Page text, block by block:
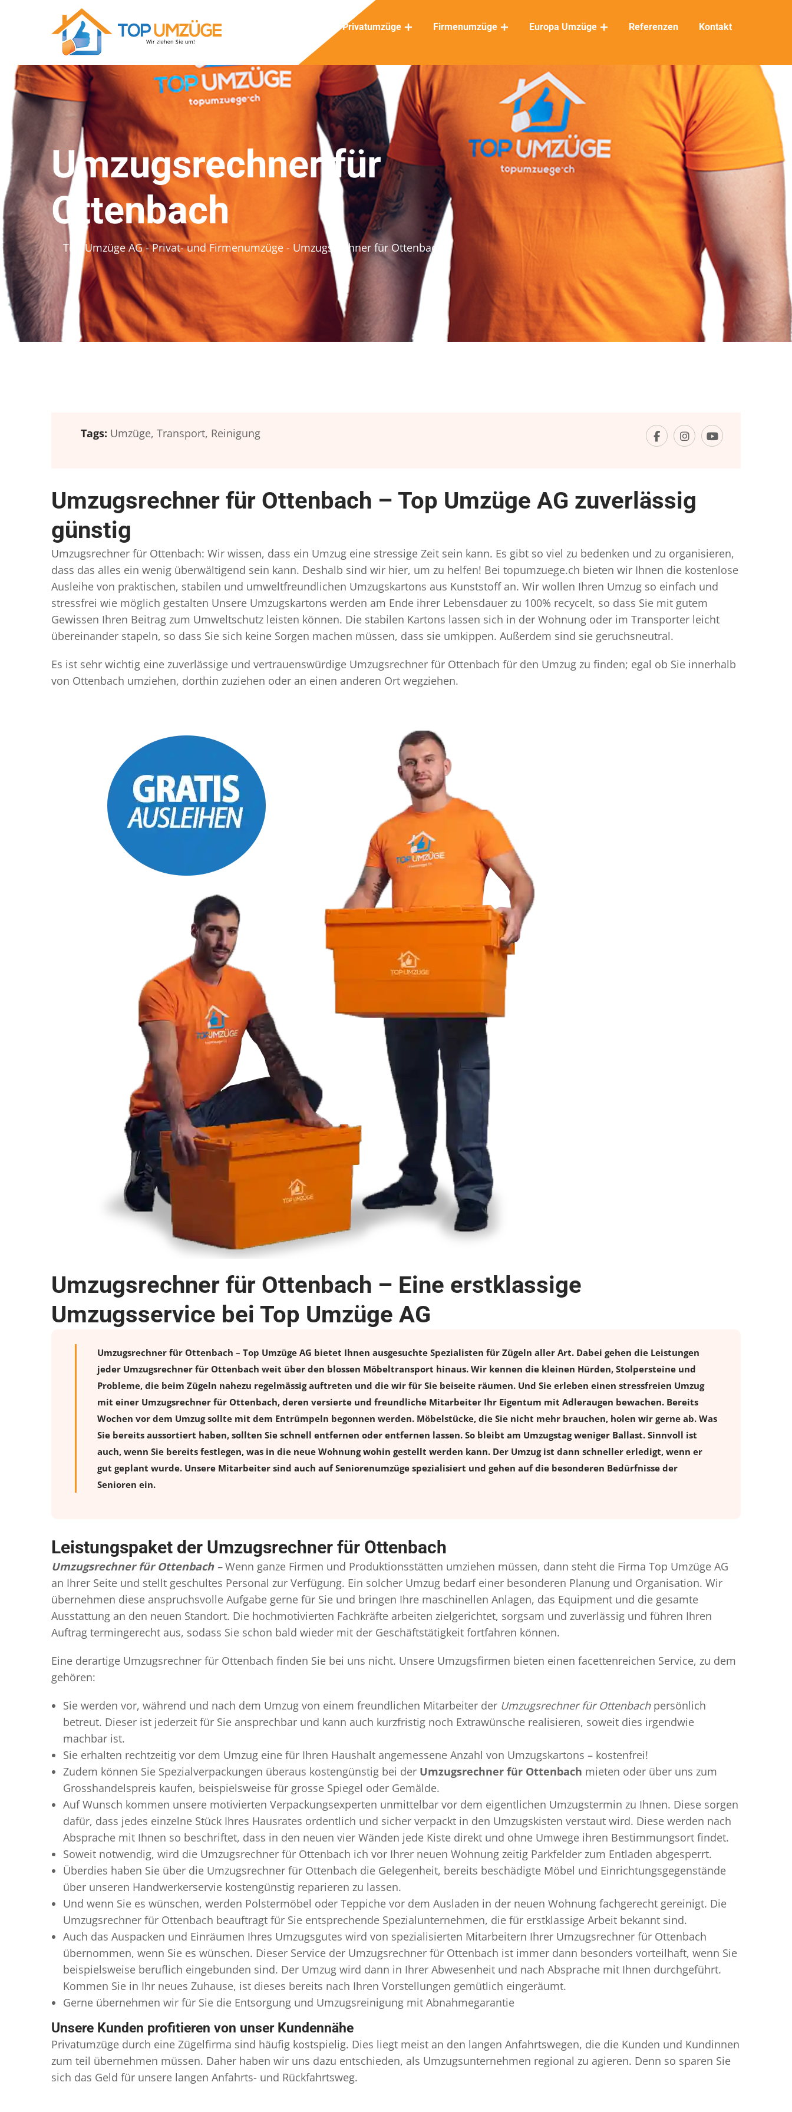
Privatumzüge Firmenumzüge Europa Umzüge Referenzen Kontakt
Umzugsrechner für
Ottenbach
Top Umzüge AG - Privat- und Firmenumzüge - Umzugsrechner für Ottenbach
Tags: Umzüge, Transport, Reinigung
Umzugsrechner für Ottenbach – Top Umzüge AG zuverlässig
günstig
Umzugsrechner für Ottenbach: Wir wissen, dass ein Umzug eine stressige Zeit sein kann. Es gibt so viel zu bedenken und zu organisieren,
dass das alles ein wenig überwältigend sein kann. Deshalb sind wir hier, um zu helfen! Bei topumzuege.ch bieten wir Ihnen die kostenlose
Ausleihe von praktischen, stabilen und umweltfreundlichen Umzugskartons aus Kunststoff an. Wir wollen Ihren Umzug so einfach und
stressfrei wie möglich gestalten Unsere Umzugskartons werden am Ende ihrer Lebensdauer zu 100% recycelt, so dass Sie mit gutem
Gewissen Ihren Beitrag zum Umweltschutz leisten können. Die stabilen Kartons lassen sich in der Wohnung oder im Transporter leicht
übereinander stapeln, so dass Sie sich keine Sorgen machen müssen, dass sie umkippen. Außerdem sind sie geruchsneutral.
Es ist sehr wichtig eine zuverlässige und vertrauenswürdige Umzugsrechner für Ottenbach für den Umzug zu finden; egal ob Sie innerhalb
von Ottenbach umziehen, dorthin zuziehen oder an einen anderen Ort wegziehen.
Umzugsrechner für Ottenbach – Eine erstklassige
Umzugsservice bei Top Umzüge AG
Umzugsrechner für Ottenbach – Top Umzüge AG bietet Ihnen ausgesuchte Spezialisten für Zügeln aller Art. Dabei gehen die Leistungen
jeder Umzugsrechner für Ottenbach weit über den blossen Möbeltransport hinaus. Wir kennen die kleinen Hürden, Stolpersteine und
Probleme, die beim Zügeln nahezu regelmässig auftreten und die wir für Sie beiseite räumen. Und Sie erleben einen stressfreien Umzug
mit einer Umzugsrechner für Ottenbach, deren versierte und freundliche Mitarbeiter Ihr Eigentum mit Adleraugen bewachen. Bereits
Wochen vor dem Umzug sollte mit dem Entrümpeln begonnen werden. Möbelstücke, die Sie nicht mehr brauchen, holen wir gerne ab. Was
Sie bereits aussortiert haben, sollten Sie schnell entfernen oder entfernen lassen. So bleibt am Umzugstag weniger Ballast. Sinnvoll ist
auch, wenn Sie bereits festlegen, was in die neue Wohnung wohin gestellt werden kann. Der Umzug ist dann schneller erledigt, wenn er
gut geplant wurde. Unsere Mitarbeiter sind auch auf Seniorenumzüge spezialisiert und gehen auf die besonderen Bedürfnisse der
Senioren ein.
Leistungspaket der Umzugsrechner für Ottenbach
Umzugsrechner für Ottenbach – Wenn ganze Firmen und Produktionsstätten umziehen müssen, dann steht die Firma Top Umzüge AG
an Ihrer Seite und stellt geschultes Personal zur Verfügung. Ein solcher Umzug bedarf einer besonderen Planung und Organisation. Wir
übernehmen diese anspruchsvolle Aufgabe gerne für Sie und bringen Ihre maschinellen Anlagen, das Equipment und die gesamte
Ausstattung an den neuen Standort. Die hochmotivierten Fachkräfte arbeiten zielgerichtet, sorgsam und zuverlässig und führen Ihren
Auftrag termingerecht aus, sodass Sie schon bald wieder mit der Geschäftstätigkeit fortfahren können.
Eine derartige Umzugsrechner für Ottenbach finden Sie bei uns nicht. Unsere Umzugsfirmen bieten einen facettenreichen Service, zu dem
gehören:
Sie werden vor, während und nach dem Umzug von einem freundlichen Mitarbeiter der Umzugsrechner für Ottenbachpersönlich
betreut. Dieser ist jederzeit für Sie ansprechbar und kann auch kurzfristig noch Extrawünsche realisieren, soweit dies irgendwie
machbar ist.
Sie erhalten rechtzeitig vor dem Umzug eine für Ihren Haushalt angemessene Anzahl von Umzugskartons – kostenfrei!
Zudem können Sie Spezialverpackungen überaus kostengünstig bei der Umzugsrechner für Ottenbach mieten oder über uns zum
Grosshandelspreis kaufen, beispielsweise für grosse Spiegel oder Gemälde.
Auf Wunsch kommen unsere motivierten Verpackungsexperten unmittelbar vor dem eigentlichen Umzugstermin zu Ihnen. Diese sorgen
dafür, dass jedes einzelne Stück Ihres Hausrates ordentlich und sicher verpackt in den Umzugskisten verstaut wird. Diese werden nach
Absprache mit Ihnen so beschriftet, dass in den neuen vier Wänden jede Kiste direkt und ohne Umwege ihren Bestimmungsort findet.
Soweit notwendig, wird die Umzugsrechner für Ottenbach ich vor Ihrer neuen Wohnung zeitig Parkfelder zum Entladen abgesperrt.
Überdies haben Sie über die Umzugsrechner für Ottenbach die Gelegenheit, bereits beschädigte Möbel und Einrichtungsgegenstände
über unseren Handwerkerservie kostengünstig reparieren zu lassen.
Und wenn Sie es wünschen, werden Polstermöbel oder Teppiche vor dem Ausladen in der neuen Wohnung fachgerecht gereinigt. Die
Umzugsrechner für Ottenbach beauftragt für Sie entsprechende Spezialunternehmen, die für erstklassige Arbeit bekannt sind.
Auch das Auspacken und Einräumen Ihres Umzugsgutes wird von spezialisierten Mitarbeitern Ihrer Umzugsrechner für Ottenbach
übernommen, wenn Sie es wünschen. Dieser Service der Umzugsrechner für Ottenbach ist immer dann besonders vorteilhaft, wenn Sie
beispielsweise beruflich eingebunden sind. Der Umzug wird dann in Ihrer Abwesenheit und nach Absprache mit Ihnen durchgeführt.
Kommen Sie in Ihr neues Zuhause, ist dieses bereits nach Ihren Vorstellungen gemütlich eingeräumt.
Gerne übernehmen wir für Sie die Entsorgung und Umzugsreinigung mit Abnahmegarantie
Unsere Kunden profitieren von unser Kundennähe
Privatumzüge durch eine Zügelfirma sind häufig kostspielig. Dies liegt meist an den langen Anfahrtswegen, die die Kunden und Kundinnen
zum teil übernehmen müssen. Daher haben wir uns dazu entschieden, als Umzugsunternehmen regional zu agieren. Denn so sparen Sie
sich das Geld für unsere langen Anfahrts- und Rückfahrtsweg.